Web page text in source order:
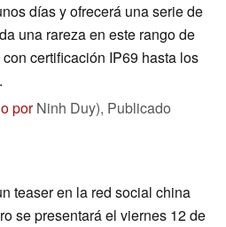
días y ofrecerá una serie de
una rareza en este rango de
certificación IP69 hasta los
porNinh Duy), Publicado
teaser en la red social china
se presentará el viernes 12 de